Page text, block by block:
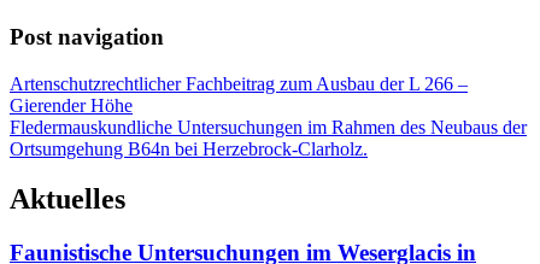
Post navigation
Artenschutzrechtlicher Fachbeitrag zum Ausbau der L 266 –
Gierender Höhe
Fledermauskundliche Untersuchungen im Rahmen des Neubaus der
Ortsumgehung B64n bei Herzebrock-Clarholz.
Aktuelles
Faunistische Untersuchungen im Weserglacis in